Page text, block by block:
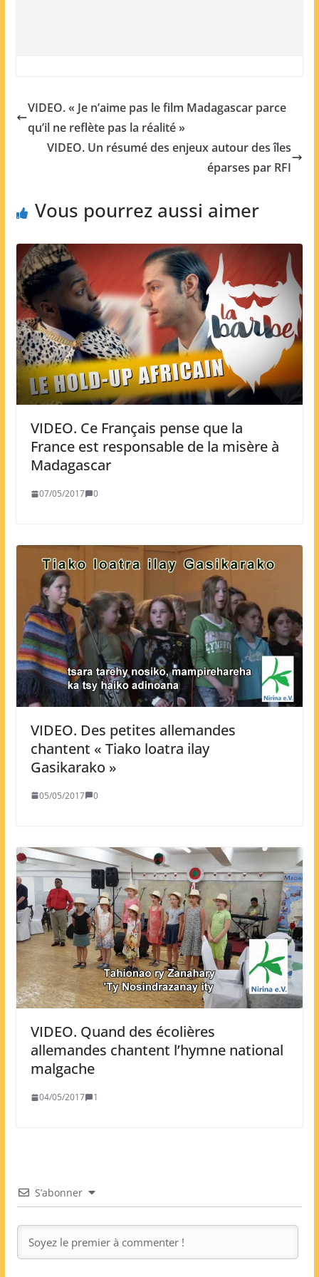
VIDEO. « Je n’aime pas le film Madagascar parce
qu’il ne reflète pas la réalité »
VIDEO. Un résumé des enjeux autour des îles
éparses par RFI
Vous pourrez aussi aimer
VIDEO. Ce Français pense que la
France est responsable de la misère à
Madagascar
07/05/2017 0
VIDEO. Des petites allemandes
chantent « Tiako loatra ilay
Gasikarako »
05/05/2017 0
VIDEO. Quand des écolières
allemandes chantent l’hymne national
malgache
04/05/2017 1
S’abonner